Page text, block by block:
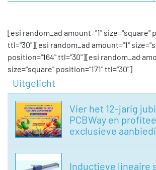
[esi random_ad amount="1" size="square"
ttl="30"][esi random_ad amount="1"
position="164" ttl="30"][esi random_ad
size="square" position="171" ttl="30"]
Uitgelicht
Vier het 12-jarig
PCBWay en
exclusieve
Inductieve lineaire